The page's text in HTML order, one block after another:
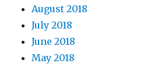
August 2018
July 2018
June 2018
May 2018